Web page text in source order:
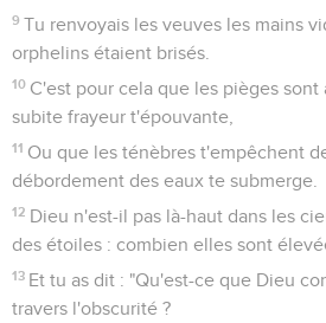
9 Tu renvoyais les veuves les mains
orphelins étaient brisés.
10 C'est pour cela que les pièges
subite frayeur t'épouvante,
11 Ou que les ténèbres t'empêchent
débordement des eaux te submerge.
12 Dieu n'est-il pas là-haut dans les
des étoiles : combien elles sont
13 Et tu as dit : "Qu'est-ce que Dieu
travers l'obscurité ?